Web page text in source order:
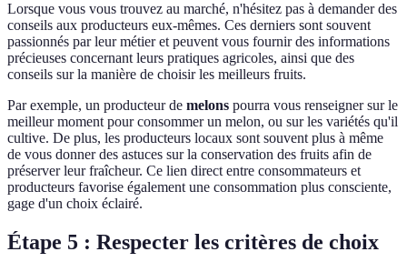
Lorsque vous vous trouvez au marché, n'hésitez pas à demander des
conseils aux producteurs eux-mêmes. Ces derniers sont souvent
passionnés par leur métier et peuvent vous fournir des informations
précieuses concernant leurs pratiques agricoles, ainsi que des
conseils sur la manière de choisir les meilleurs fruits.
Par exemple, un producteur de melons pourra vous renseigner sur le
meilleur moment pour consommer un melon, ou sur les variétés qu'il
cultive. De plus, les producteurs locaux sont souvent plus à même
de vous donner des astuces sur la conservation des fruits afin de
préserver leur fraîcheur. Ce lien direct entre consommateurs et
producteurs favorise également une consommation plus consciente,
gage d'un choix éclairé.
Étape 5 : Respecter les critères de choix